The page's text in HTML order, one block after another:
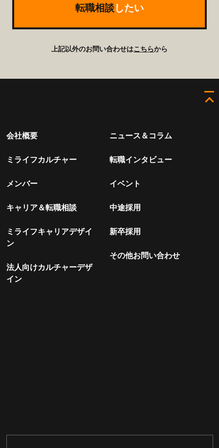
転職相談したい
上記以外のお問い合わせはこちらから
会社概要
ミライフカルチャー
メンバー
キャリア＆転職相談
ミライフキャリアデザイ
ン
法人向けカルチャーデザ
イン
ニュース＆コラム
転職インタビュー
イベント
中途採用
新卒採用
その他お問い合わせ